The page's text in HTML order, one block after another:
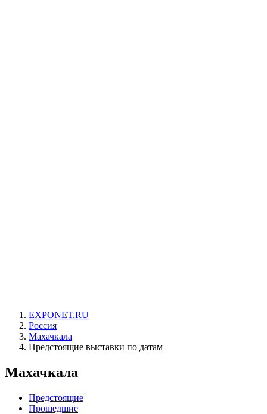
EXPONET.RU
Россия
Махачкала
Предстоящие выставки по датам
Махачкала
Предстоящие
Прошедшие